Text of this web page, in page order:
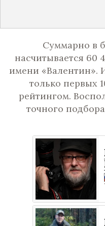
Суммарно в
насчитывается
имени «Валентин».
только первых
рейтингом.
точного